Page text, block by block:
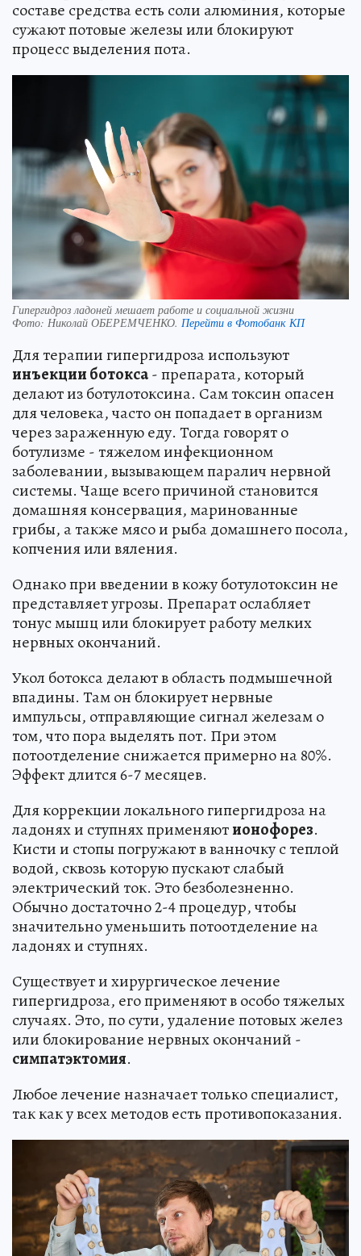
составе средства есть соли алюминия, которые
сужают потовые железы или блокируют
процесс выделения пота.
Гипергидроз ладоней мешает работе и социальной жизни
Фото: Николай ОБЕРЕМЧЕНКО. Перейти в Фотобанк КП
Для терапии гипергидроза используют
инъекции ботокса- препарата, который
делают из ботулотоксина. Сам токсин опасен
для человека, часто он попадает в организм
через зараженную еду. Тогда говорят о
ботулизме - тяжелом инфекционном
заболевании, вызывающем паралич нервной
системы. Чаще всего причиной становится
домашняя консервация, маринованные
грибы, а также мясо и рыба домашнего посола,
копчения или вяления.
Однако при введении в кожу ботулотоксин не
представляет угрозы. Препарат ослабляет
тонус мышц или блокирует работу мелких
нервных окончаний.
Укол ботокса делают в область подмышечной
впадины. Там он блокирует нервные
импульсы, отправляющие сигнал железам о
том, что пора выделять пот. При этом
потоотделение снижается примерно на 80%.
Эффект длится 6-7 месяцев.
Для коррекции локального гипергидроза на
ладонях и ступнях применяютионофорез.
Кисти и стопы погружают в ванночку с теплой
водой, сквозь которую пускают слабый
электрический ток. Это безболезненно.
Обычно достаточно 2-4 процедур, чтобы
значительно уменьшить потоотделение на
ладонях и ступнях.
Существует и хирургическое лечение
гипергидроза, его применяют в особо тяжелых
случаях. Это, по сути, удаление потовых желез
или блокирование нервных окончаний -
симпатэктомия.
Любое лечение назначает только специалист,
так как у всех методов есть противопоказания.